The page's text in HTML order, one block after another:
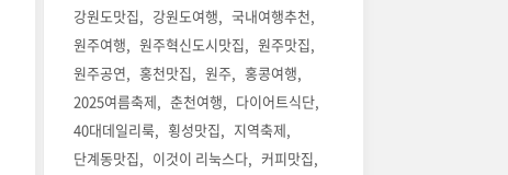
강원도맛집 강원도여행
국내여행추천
원주여행
원주혁신도시맛집
원주맛집
원주공연
홍천맛집 원주
홍콩여행
2025여름축제
춘천여행
다이어트식단
40대데일리룩
횡성맛집
지역축제
단계동맛집
이것이 리눅스다
커피맛집